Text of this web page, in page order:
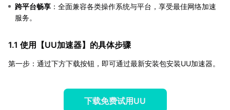
跨平台畅享 ：全面兼容各类操作系统与平台，享受最佳网络加速
服务。
1.1 使用【UU加速器】的具体步骤
第一步：通过下方下载按钮，即可通过最新安装包安装UU加速器。
下载免费试用UU